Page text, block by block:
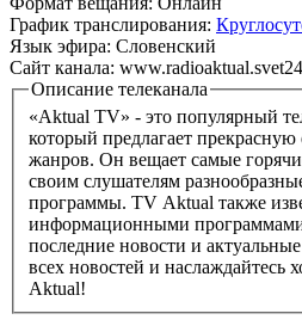
График транслирования:
Язык эфира: Словенский
Сайт канала:
Описание телеканала
«Aktual TV» - это популярный
который предлагает
жанров. Он вещает самые
своим слушателям
программы. TV Aktual также
информационными
последние новости и
всех новостей и наслаждайтесь
Aktual!